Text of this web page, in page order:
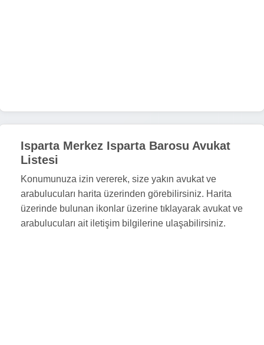
Isparta Merkez Isparta Barosu Avukat
Listesi
Konumunuza izin vererek, size yakın avukat ve
arabulucuları harita üzerinden görebilirsiniz. Harita
üzerinde bulunan ikonlar üzerine tıklayarak avukat ve
arabulucuları ait iletişim bilgilerine ulaşabilirsiniz.